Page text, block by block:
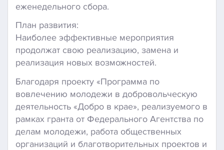
еженедельного сбора.
План развития:
Наиболее эффективные мероприятия
продолжат свою реализацию, замена и
реализация новых возможностей.
Благодаря проекту «Программа по
вовлечению молодежи в добровольческую
деятельность «Добро в крае», реализуемого в
рамках гранта от Федерального Агентства по
делам молодежи, работа общественных
организаций и благотворительных проектов и